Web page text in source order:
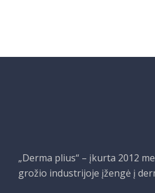
„Derma plius“ – įkurta 2012
grožio industrijoje įžengė į